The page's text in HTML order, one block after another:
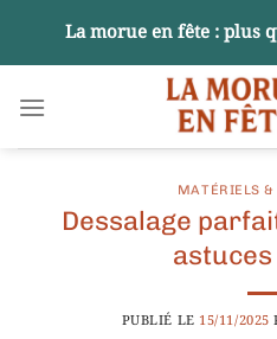
contenu
La morue en fête : plus
MATÉRIELS
Dessalage
PUBLIÉ LE 15/11/2025